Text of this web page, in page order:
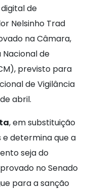
de
Nelsinho Trad
na Câmara,
de
previsto para
de Vigilância
abril.
, em substituição
e determina que a
seja do
no Senado
para a sanção